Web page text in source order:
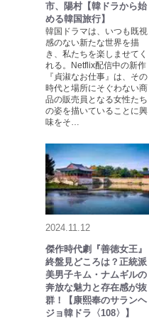
市、陽村【韓ドラから始
める韓国旅行】
韓国ドラマは、いつも既視
感のない新たな世界を描
き、私たちを楽しませてく
れる。Netflix配信中の新作
『貞淑なお仕事』は、その
時代と場所にそぐわない商
品の販売員となる女性たち
の姿を描いていることに興
味をそ…
2024.11.12
傑作時代劇『善徳女王』
終盤見どころは？正統派
美男子キム・ナムギルの
奔放な魅力と存在感が抜
群！【康熙奉のサランヘ
ジョ韓ドラ〈108〉】